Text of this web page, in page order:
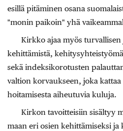
esillä pitäminen osana
"monin paikoin" yhä
Kirkko ajaa myös
kehittämistä,
sekä indeksikorotusten
valtion korvaukseen, joka
hoitamisesta aiheutuvia kuluja.
Kirkon tavoitteisiin sisältyy
maan eri osien kehittämiseksi ja